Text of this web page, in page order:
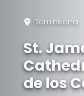
Dominikana
St.
de los